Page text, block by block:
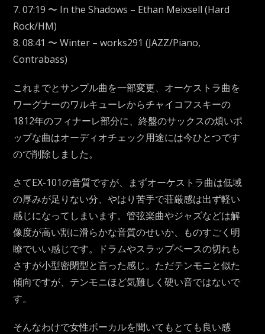
7. 07:19 〜 In the Shadows – Ethan Meixsell (Hard
Rock/HM)
8. 08:41 〜 Winter – works291 (JAZZ/Piano,
Contrabass)
これまでとサンプル曲を一部変更、オーケストラ曲を
ワーグナーのワルキューレからチャイコフスキーの
1812年のフィナーレ部分に、終盤のサックスの煩いポ
ップな曲はオーディオチェック用途には今ひとつです
ので削除しました。
さてEX-101の音質ですが、まずオーケストラ曲は低域
の厚みが足りない分、やはり苦手で荘厳感は出ず軽い
感じになってしまいます。管弦楽曲やジャズなどは解
像度が高い割に滑らかな音質のせいか、ものすごく明
瞭でいい感じです。ドラムやスラップベースの切れも
さすが小型密閉型と言った感じ。ただテンモニと似た
傾向ですが、テンモニほど気難しく硬い音ではないで
す。
そんなわけで女性ボーカルを聞いてもとても良い感